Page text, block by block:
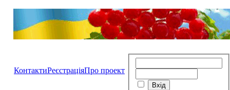
КонтактиРеєстраціяПро проект